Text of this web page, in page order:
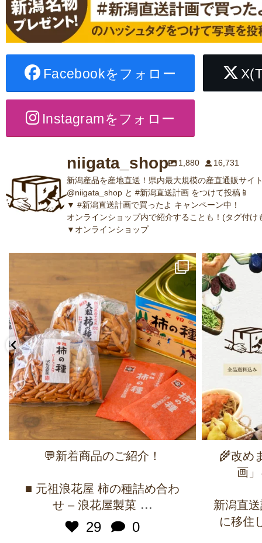
Facebookをフォロー
Instagramをフォロー
niigata_shop 1,880
16,731
新潟産品を産地直送！県内最大規模の産直通販サイ
@niigata_shop と #新潟直送計画 をつけて投稿📱
▼ #新潟直送計画で買ったよ キャンペーン中！
オンラインショップ内で紹介することも！(タグ付け
▼オンラインショップ
💬新着商品のご紹介！
■ 元祖浪花屋 柿の種詰め合わ
せ – 浪花屋製菓 ...
29
0
🌾改め
画
新潟直
に移住